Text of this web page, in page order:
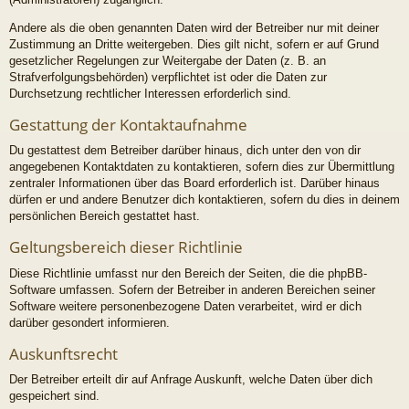
Andere als die oben genannten Daten wird der Betreiber nur mit deiner
Zustimmung an Dritte weitergeben. Dies gilt nicht, sofern er auf Grund
gesetzlicher Regelungen zur Weitergabe der Daten (z. B. an
Strafverfolgungsbehörden) verpflichtet ist oder die Daten zur
Durchsetzung rechtlicher Interessen erforderlich sind.
Gestattung der Kontaktaufnahme
Du gestattest dem Betreiber darüber hinaus, dich unter den von dir
angegebenen Kontaktdaten zu kontaktieren, sofern dies zur Übermittlung
zentraler Informationen über das Board erforderlich ist. Darüber hinaus
dürfen er und andere Benutzer dich kontaktieren, sofern du dies in deinem
persönlichen Bereich gestattet hast.
Geltungsbereich dieser Richtlinie
Diese Richtlinie umfasst nur den Bereich der Seiten, die die phpBB-
Software umfassen. Sofern der Betreiber in anderen Bereichen seiner
Software weitere personenbezogene Daten verarbeitet, wird er dich
darüber gesondert informieren.
Auskunftsrecht
Der Betreiber erteilt dir auf Anfrage Auskunft, welche Daten über dich
gespeichert sind.